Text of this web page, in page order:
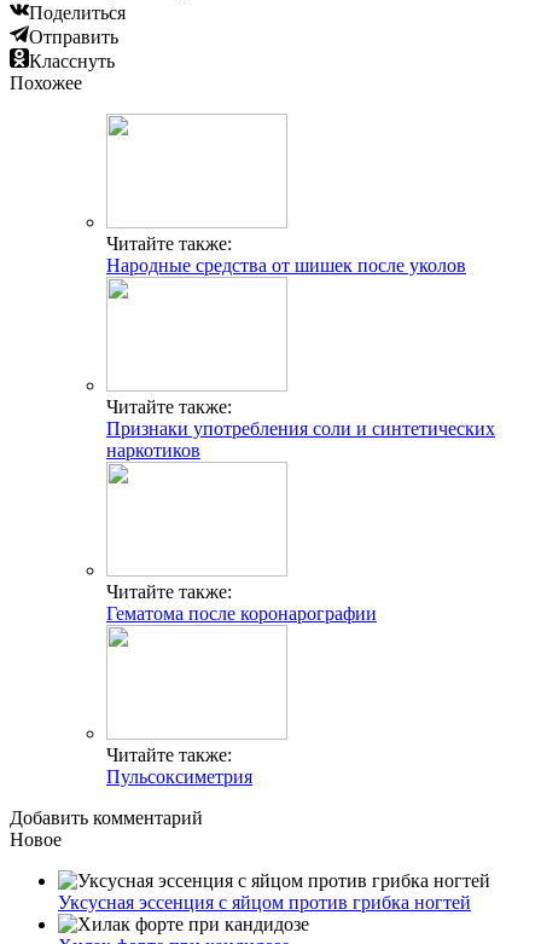
Поделиться
Отправить
Класснуть
Похожее
Читайте также:
Народные средства от шишек после уколов
Читайте также:
Признаки употребления соли и синтетических
наркотиков
Читайте также:
Гематома после коронарографии
Читайте также:
Пульсоксиметрия
Добавить комментарий
Новое
Уксусная эссенция с яйцом против грибка ногтей